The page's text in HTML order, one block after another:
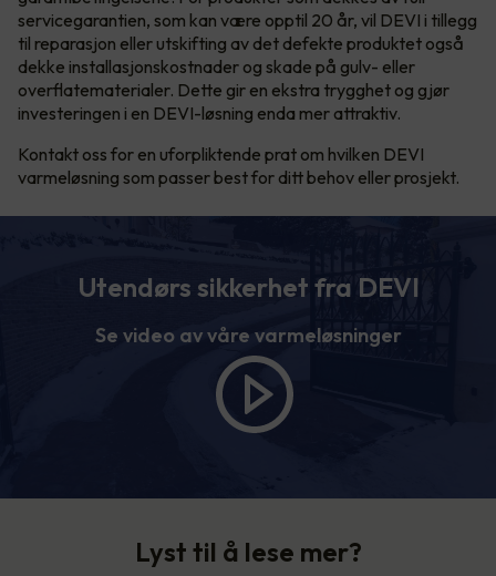
servicegarantien, som kan være opptil 20 år, vil DEVI i tillegg
til reparasjon eller utskifting av det defekte produktet også
dekke installasjonskostnader og skade på gulv- eller
overflatematerialer. Dette gir en ekstra trygghet og gjør
investeringen i en DEVI-løsning enda mer attraktiv.
Kontakt oss for en uforpliktende prat om hvilken DEVI
varmeløsning som passer best for ditt behov eller prosjekt.
Utendørs sikkerhet fra DEVI
Se video av våre varmeløsninger
Lyst til å lese mer?